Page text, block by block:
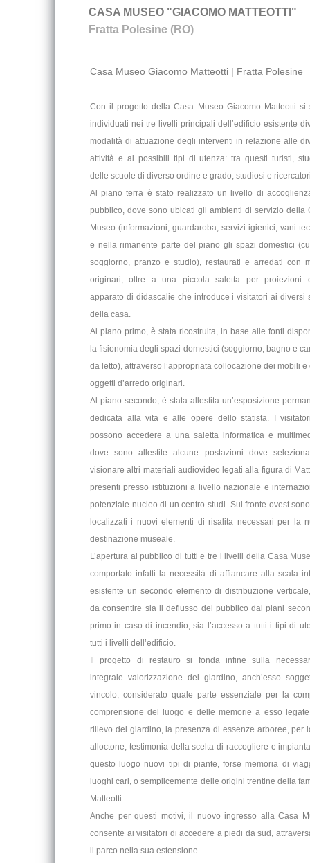
CASA MUSEO "GIACOMO MATTEOTTI"
Fratta Polesine (RO)
Casa Museo Giacomo Matteotti | Fratta Polesine
Con il progetto della Casa Museo Giacomo Matteotti si
individuati nei tre livelli principali dell’edificio esistente
modalità di attuazione degli interventi in relazione alle
attività e ai possibili tipi di utenza: tra questi turisti,
delle scuole di diverso ordine e grado, studiosi e
Al piano terra è stato realizzato un livello di
pubblico, dove sono ubicati gli ambienti di servizio della
Museo (informazioni, guardaroba, servizi igienici, vani
e nella rimanente parte del piano gli spazi domestici
soggiorno, pranzo e studio), restaurati e arredati con
originari, oltre a una piccola saletta per proiezioni
apparato di didascalie che introduce i visitatori ai diversi
della casa.
Al piano primo, è stata ricostruita, in base alle fonti
la fisionomia degli spazi domestici (soggiorno, bagno e
da letto), attraverso l’appropriata collocazione dei mobili e
oggetti d’arredo originari.
Al piano secondo, è stata allestita un’esposizione
dedicata alla vita e alle opere dello statista. I
possono accedere a una saletta informatica e
dove sono allestite alcune postazioni dove
visionare altri materiali audiovideo legati alla figura di
presenti presso istituzioni a livello nazionale e
potenziale nucleo di un centro studi. Sul fronte ovest
localizzati i nuovi elementi di risalita necessari per la
destinazione museale.
L’apertura al pubblico di tutti e tre i livelli della Casa
comportato infatti la necessità di affiancare alla scala
esistente un secondo elemento di distribuzione
da consentire sia il deflusso del pubblico dai piani
primo in caso di incendio, sia l’accesso a tutti i tipi di
tutti i livelli dell’edificio.
Il progetto di restauro si fonda infine sulla
integrale valorizzazione del giardino, anch’esso
vincolo, considerato quale parte essenziale per la
comprensione del luogo e delle memorie a esso
rilievo del giardino, la presenza di essenze arboree, per
alloctone, testimonia della scelta di raccogliere e
questo luogo nuovi tipi di piante, forse memoria di
luoghi cari, o semplicemente delle origini trentine della
Matteotti.
Anche per questi motivi, il nuovo ingresso alla Casa
consente ai visitatori di accedere a piedi da sud,
il parco nella sua estensione.